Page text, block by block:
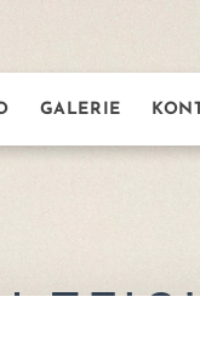
GALERIE